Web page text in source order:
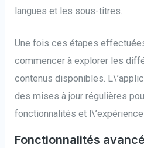
langues et les sous-titres.
Une fois ces étapes
commencer à explorer les
contenus disponibles.
des mises à jour régulières
fonctionnalités et
Fonctionnalités